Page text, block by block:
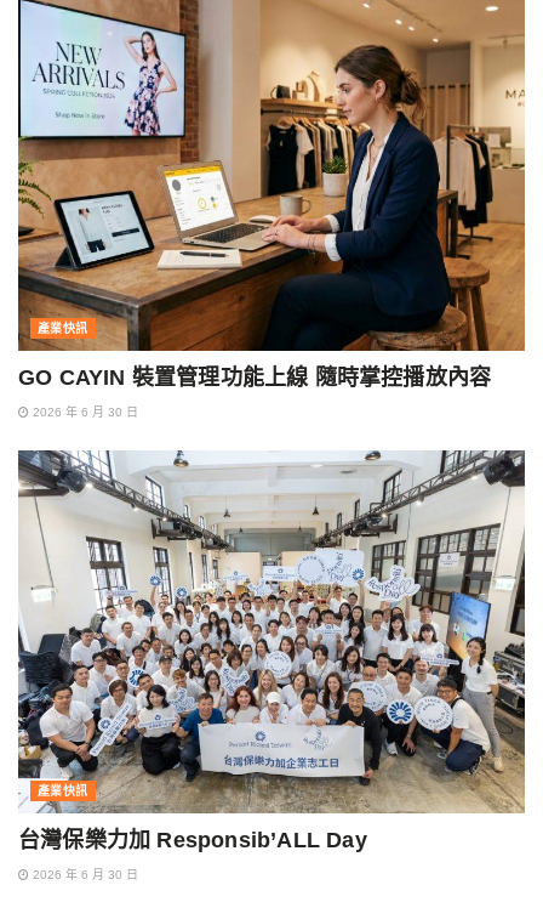
產業快訊
GO CAYIN 裝置管理功能上線 隨時掌控播放內容
2026 年 6 月 30 日
產業快訊
台灣保樂力加 Responsib’ALL Day
2026 年 6 月 30 日